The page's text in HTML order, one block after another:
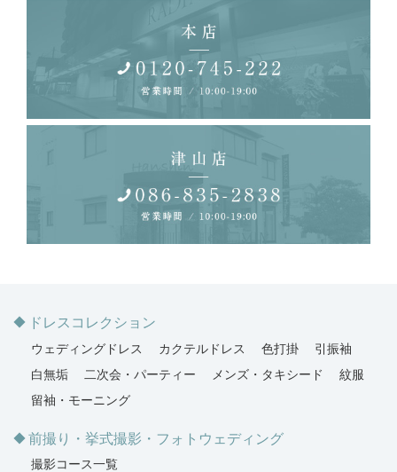
ドレスコレクション
ウェディングドレス カクテルドレス 色打掛
引振袖
白無垢
二次会・パーティー メンズ・タキシード
紋服
留袖・モーニング
前撮り・挙式撮影・フォトウェディング
撮影コース一覧